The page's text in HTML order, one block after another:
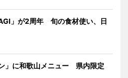
」が2周年 旬の食材使い、日
」に和歌山メニュー 県内限定